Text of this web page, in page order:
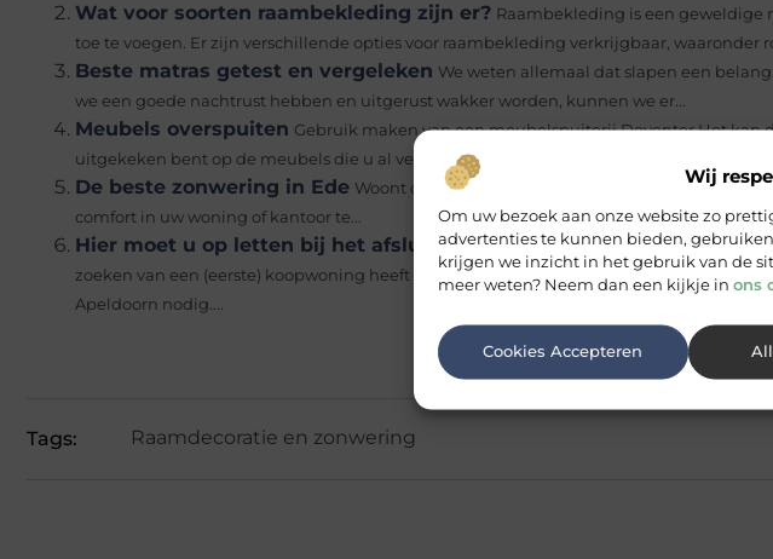
Wij
Om uw bezoek aan onze website zo
advertenties te kunnen bieden,
krijgen we inzicht in het gebruik van de
meer weten? Neem dan een kijkje in ons
Cookies Accepteren
Wat voor soorten raambekleding zijn er? Raambekleding is een geweldige
toe te voegen. Er zijn verschillende opties voor raambekleding verkrijgbaar, waaronder
Beste matras getest en vergeleken We weten allemaal dat slapen een
we een goede nachtrust hebben en uitgerust wakker worden, kunnen we er...
Meubels overspuiten Gebruik maken van een meubelspuiterij Deventer Het kan
uitgekeken bent op de meubels die u al vele...
De beste zonwering in Ede Woont of werkt u in Ede en bent u nog steeds op
comfort in uw woning of kantoor te...
Hier moet u op letten bij het afsluiten van een hypotheek in
zoeken van een (eerste) koopwoning heeft u, indien u niet beschikt over voldoende
Apeldoorn nodig....
Tags: Raamdecoratie en zonwering